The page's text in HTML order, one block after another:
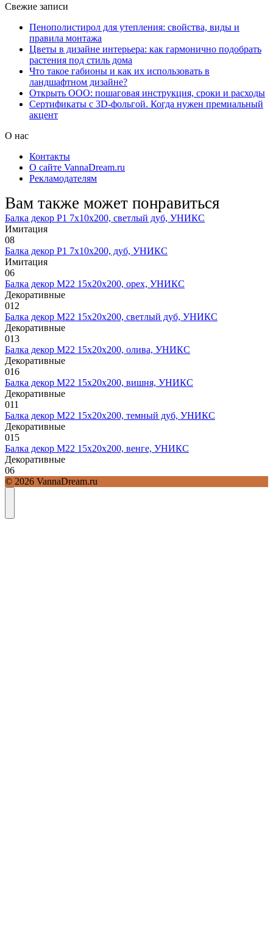
Свежие записи
Пенополистирол для утепления: свойства, виды и
правила монтажа
Цветы в дизайне интерьера: как гармонично подобрать
растения под стиль дома
Что такое габионы и как их использовать в
ландшафтном дизайне?
Открыть ООО: пошаговая инструкция, сроки и расходы
Сертификаты с 3D-фольгой. Когда нужен премиальный
акцент
О нас
Контакты
О сайте VannaDream.ru
Рекламодателям
Вам также может понравиться
Балка декор Р1 7х10х200, светлый дуб, УНИКС
Имитация
08
Балка декор Р1 7х10х200, дуб, УНИКС
Имитация
06
Балка декор М22 15х20х200, орех, УНИКС
Декоративные
012
Балка декор М22 15х20х200, светлый дуб, УНИКС
Декоративные
013
Балка декор М22 15х20х200, олива, УНИКС
Декоративные
016
Балка декор М22 15х20х200, вишня, УНИКС
Декоративные
011
Балка декор М22 15х20х200, темный дуб, УНИКС
Декоративные
015
Балка декор М22 15х20х200, венге, УНИКС
Декоративные
06
© 2026 VannaDream.ru